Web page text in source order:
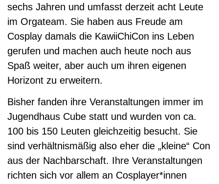
sechs Jahren und umfasst derzeit acht Leute
im Orgateam. Sie haben aus Freude am
Cosplay damals die KawiiChiCon ins Leben
gerufen und machen auch heute noch aus
Spaß weiter, aber auch um ihren eigenen
Horizont zu erweitern.
Bisher fanden ihre Veranstaltungen immer im
Jugendhaus Cube statt und wurden von ca.
100 bis 150 Leuten gleichzeitig besucht. Sie
sind verhältnismäßig also eher die „kleine“ Con
aus der Nachbarschaft. Ihre Veranstaltungen
richten sich vor allem an Cosplayer*innen